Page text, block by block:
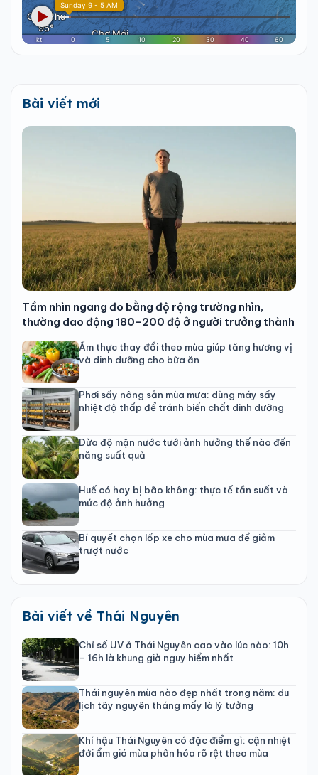
Bài viết mới
Tầm nhìn ngang đo bằng độ rộng trường nhìn,
thường dao động 180-200 độ ở người trưởng thành
Ẩm thực thay đổi theo mùa giúp tăng hương vị
và dinh dưỡng cho bữa ăn
Phơi sấy nông sản mùa mưa: dùng máy sấy
nhiệt độ thấp để tránh biến chất dinh dưỡng
Dừa độ mặn nước tưới ảnh hưởng thế nào đến
năng suất quả
Huế có hay bị bão không: thực tế tần suất và
mức độ ảnh hưởng
Bí quyết chọn lốp xe cho mùa mưa để giảm
trượt nước
Bài viết về Thái Nguyên
Chỉ số UV ở Thái Nguyên cao vào lúc nào: 10h
– 16h là khung giờ nguy hiểm nhất
Thái nguyên mùa nào đẹp nhất trong năm: du
lịch tây nguyên tháng mấy là lý tưởng
Khí hậu Thái Nguyên có đặc điểm gì: cận nhiệt
đới ẩm gió mùa phân hóa rõ rệt theo mùa